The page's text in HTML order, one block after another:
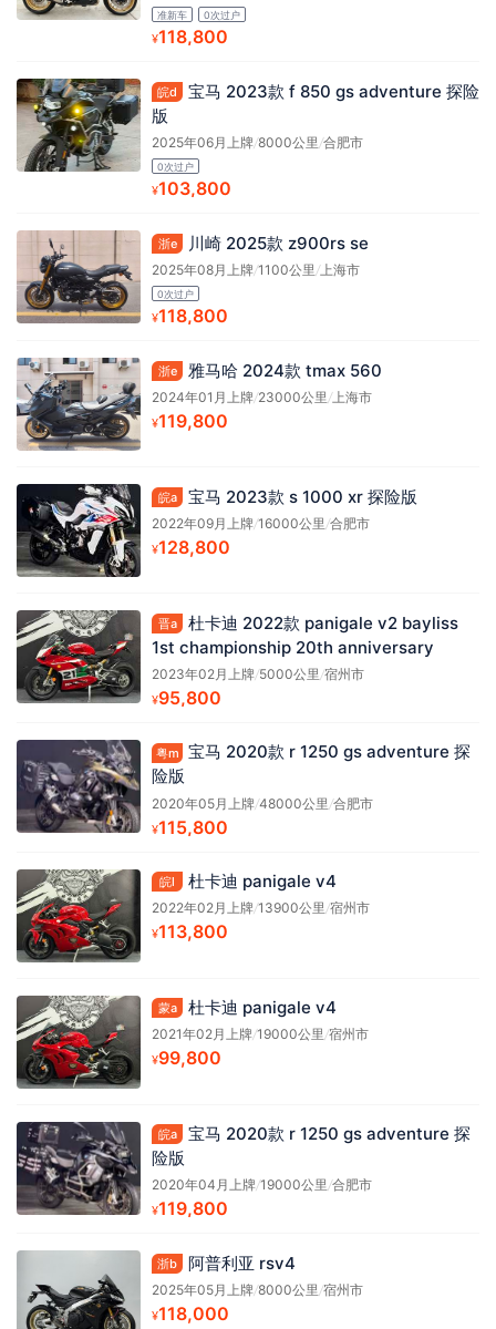
准新车 0次过户
¥118,800
皖d
宝马 2023款 f 850 gs adventure 探险
版
2025年06月上牌/8000公里 /合肥市
0次过户
¥103,800
浙e 川崎 2025款 z900rs se
2025年08月上牌/1100公里 /上海市
0次过户
¥118,800
浙e 雅马哈 2024款 tmax 560
2024年01月上牌/23000公里 /上海市
¥119,800
皖a 宝马 2023款 s 1000 xr 探险版
2022年09月上牌/16000公里 /合肥市
¥128,800
晋a
杜卡迪 2022款 panigale v2 bayliss
1st championship 20th anniversary
2023年02月上牌/5000公里 /宿州市
¥95,800
粤m
宝马 2020款 r 1250 gs adventure 探
险版
2020年05月上牌/48000公里 /合肥市
¥115,800
皖l 杜卡迪 panigale v4
2022年02月上牌/13900公里/宿州市
¥113,800
蒙a 杜卡迪 panigale v4
2021年02月上牌/19000公里/宿州市
¥99,800
皖a
宝马 2020款 r 1250 gs adventure 探
险版
2020年04月上牌/19000公里/合肥市
¥119,800
浙b 阿普利亚 rsv4
2025年05月上牌/8000公里/宿州市
¥118,000